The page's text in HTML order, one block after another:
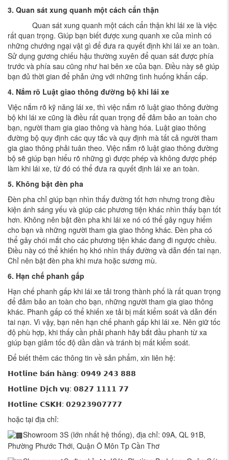
3. Quan sát xung quanh một cách cẩn thận
Quan sát xung quanh một cách cẩn thận khi lái xe là việc
rất quan trọng. Giúp bạn biết được xung quanh xe của mình có
những chướng ngại vật gì để đưa ra quyết định khi lái xe an toàn.
Sử dụng gương chiếu hậu thường xuyên để quan sát được phía
trước và phía sau cũng như hai bên xe của bạn. Điều này sẽ giúp
bạn đủ thời gian để phản ứng với những tình huống khẩn cấp.
4. Nắm rõ Luật giao thông đường bộ khi lái xe
Việc nắm rõ kỹ năng lái xe, thì việc nắm rõ luật giao thông đường
bộ khi lái xe cũng là điều rất quan trọng để đảm bảo an toàn cho
bạn, người tham gia giao thông và hàng hóa. Luật giao thông
đường bộ quy định các quy tắc và quy định mà tất cả người tham
gia giao thông phải tuân theo. Việc nắm rõ luật giao thông đường
bộ sẽ giúp bạn hiểu rõ những gì được phép và không được phép
làm khi lái xe, từ đó có thể đưa ra quyết định lái xe an toàn.
5. Không bật đèn pha
Đèn pha chỉ giúp bạn nhìn thấy đường tốt hơn nhưng trong điều
kiện ánh sáng yếu và giúp các phương tiện khác nhìn thấy bạn tốt
hơn. Không nên bật đèn pha khi lái xe nó có thể gây nguy hiểm
cho bạn và những người tham gia giao thông khác. Đèn pha có
thể gây chói mắt cho các phương tiện khác đang đi ngược chiều.
Điều này có thể khiến họ khó nhìn thấy đường và dẫn đến tai nạn.
Chỉ nên bật đèn pha khi mưa hoặc sương mù.
6. Hạn chế phanh gấp
Hạn chế phanh gấp khi lái xe tải trong thành phố là rất quan trọng
để đảm bảo an toàn cho bạn, những người tham gia giao thông
khác. Phanh gấp có thể khiến xe tải bị mất kiểm soát và dẫn đến
tai nạn. Vì vậy, bạn nên hạn chế phanh gấp khi lái xe. Nên giữ tốc
độ phù hợp, khi thấy cần phải phanh hãy bắt đầu phanh từ xa
giúp bạn giảm tốc độ dần dần và tránh bị mất kiểm soát.
Để biết thêm các thông tin về sản phẩm, xin liên hệ:
𝗛𝗼𝘁𝗹𝗶𝗻𝗲 𝗯𝗮́𝗻 𝗵𝗮̀𝗻𝗴: 𝟬𝟵𝟰𝟵 𝟮𝟰𝟯 𝟴𝟴𝟴
𝗛𝗼𝘁𝗹𝗶𝗻𝗲 𝗗𝗶̣𝗰𝗵 𝘃𝘂̣: 𝟬𝟴𝟮𝟳 𝟭𝟭𝟭𝟭 𝟳𝟳
𝗛𝗼𝘁𝗹𝗶𝗻𝗲 𝗖𝗦𝗞𝗛: 𝟬𝟮𝟵𝟮𝟯𝟵𝟬𝟳𝟳𝟳𝟳
hoặc tại địa chỉ:
Showroom 3S (lớn nhất hệ thống), địa chỉ: 09A, QL 91B,
Phường Phước Thới, Quận Ô Môn Tp Cần Thơ